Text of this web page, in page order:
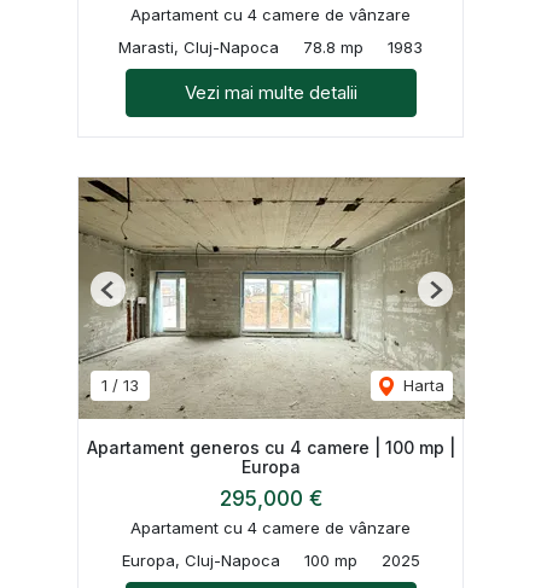
Apartament cu 4 camere de vânzare
Marasti, Cluj-Napoca
78.8 mp 1983
Vezi mai multe detalii
1 / 13 Harta
Previous Next
Apartament generos cu 4 camere | 100 mp |
Europa
295,000 €
Apartament cu 4 camere de vânzare
Europa, Cluj-Napoca
100 mp 2025